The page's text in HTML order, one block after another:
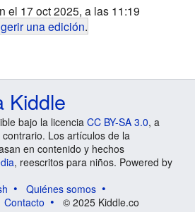
el 17 oct 2025, a las 11:19
una edición.
Kiddle
bajo la licencia CC BY-SA 3.0, a
Los artículos de la
en contenido y hechos
, reescritos para niños. Powered by
Quiénes somos
Contacto © 2025 Kiddle.co